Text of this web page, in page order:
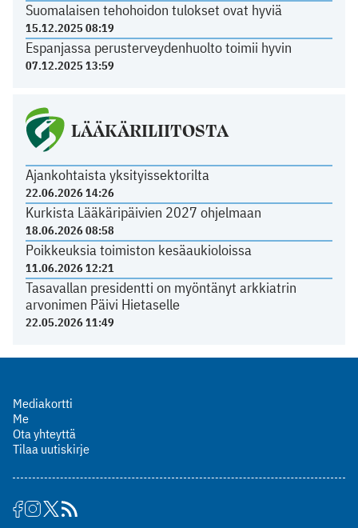
Suomalaisen tehohoidon tulokset ovat hyviä
15.12.2025 08:19
Espanjassa perusterveydenhuolto toimii hyvin
07.12.2025 13:59
LÄÄKÄRILIITOSTA
Ajankohtaista yksityissektorilta
22.06.2026 14:26
Kurkista Lääkäripäivien 2027 ohjelmaan
18.06.2026 08:58
Poikkeuksia toimiston kesäaukioloissa
11.06.2026 12:21
Tasavallan presidentti on myöntänyt arkkiatrin
arvonimen Päivi Hietaselle
22.05.2026 11:49
Mediakortti
Me
Ota yhteyttä
Tilaa uutiskirje